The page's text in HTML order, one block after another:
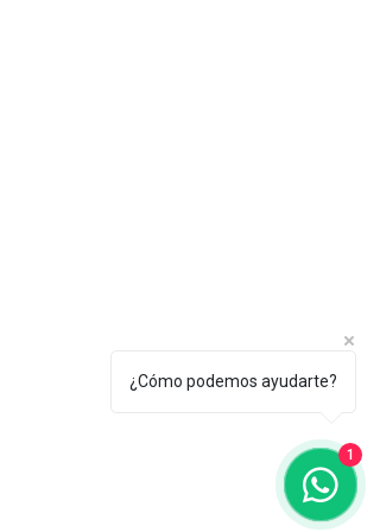
¿Cómo podemos ayudarte?
1